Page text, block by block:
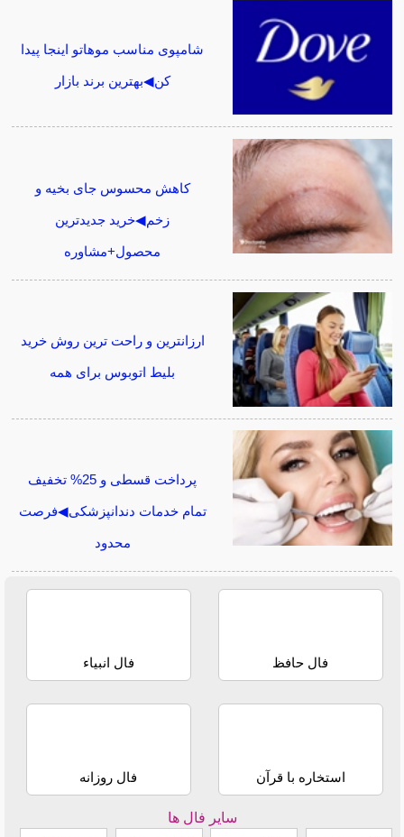
شامپوی مناسب موهاتو اینجا پیدا
کن◀بهترین برند بازار
کاهش محسوس جای بخیه و
زخم◀خرید جدیدترین
محصول+مشاوره
ارزانترین و راحت ترین روش خرید
بلیط اتوبوس برای همه
پرداخت قسطی و 25% تخفیف
تمام خدمات دندانپزشکی◀فرصت
محدود
فال حافظ فال انبیاء
استخاره با قرآن فال روزانه
سایر فال ها